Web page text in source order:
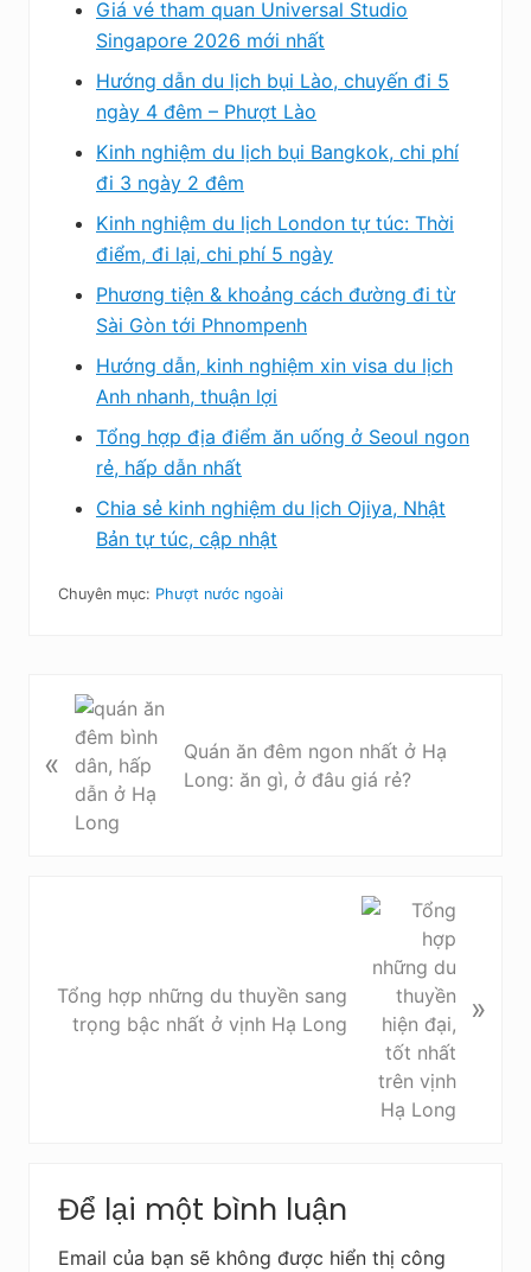
Giá vé tham quan Universal Studio
Singapore 2026 mới nhất
Hướng dẫn du lịch bụi Lào, chuyến đi 5
ngày 4 đêm – Phượt Lào
Kinh nghiệm du lịch bụi Bangkok, chi phí
đi 3 ngày 2 đêm
Kinh nghiệm du lịch London tự túc: Thời
điểm, đi lại, chi phí 5 ngày
Phương tiện & khoảng cách đường đi từ
Sài Gòn tới Phnompenh
Hướng dẫn, kinh nghiệm xin visa du lịch
Anh nhanh, thuận lợi
Tổng hợp địa điểm ăn uống ở Seoul ngon
rẻ, hấp dẫn nhất
Chia sẻ kinh nghiệm du lịch Ojiya, Nhật
Bản tự túc, cập nhật
Chuyên mục: Phượt nước ngoài
i
ớ
«
Quán ăn đêm ngon nhất ở Hạ
Long: ăn gì, ở đâu giá rẻ?
Tổng hợp những du thuyền sang
trọng bậc nhất ở vịnh Hạ Long
»
Reader
Interactions
Để lại một bình luận
Email của bạn sẽ không được hiển thị công